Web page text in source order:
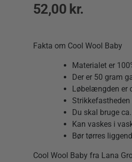
52,00 kr.
Fakta om Cool Wool Baby
Materialet er
Der er 50 gram
Løbelængden er
Strikkefastheden
Du skal bruge
Kan vaskes i
Bør tørres
Cool Wool Baby fra Lana